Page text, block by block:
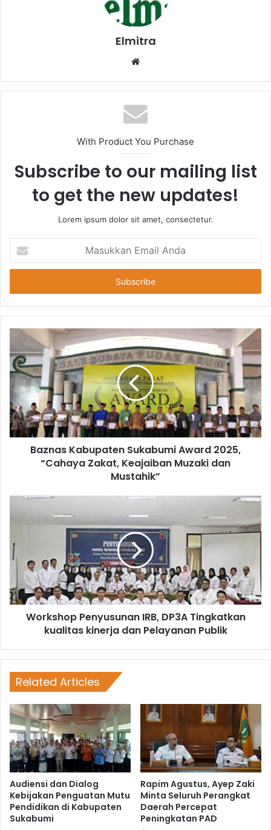
Elmitra
Website
With Product You Purchase
Subscribe to our mailing list
to get the new updates!
Lorem ipsum dolor sit amet, consectetur.
Email
Anda
Baznas Kabupaten Sukabumi Award 2025,
“Cahaya Zakat, Keajaiban Muzaki dan
Mustahik”
Workshop Penyusunan IRB, DP3A Tingkatkan
kualitas kinerja dan Pelayanan Publik
Related Articles
Audiensi dan Dialog
Kebijakan Penguatan Mutu
Pendidikan di Kabupaten
Sukabumi
Rapim Agustus, Ayep Zaki
Minta Seluruh Perangkat
Daerah Percepat
Peningkatan PAD